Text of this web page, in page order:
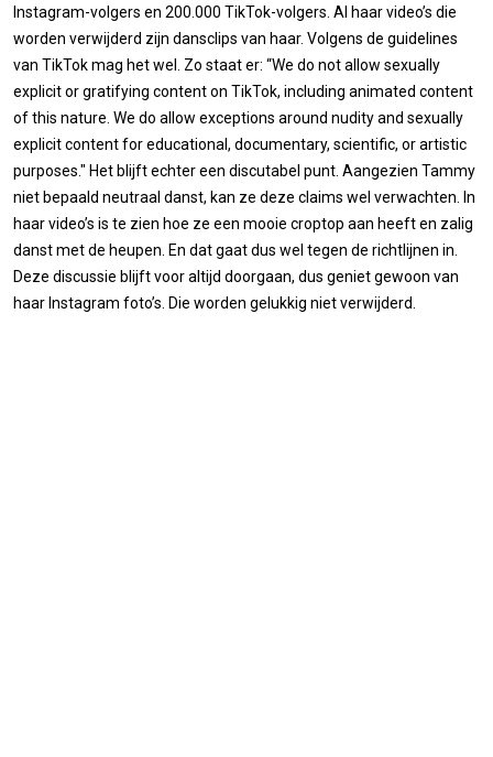
Instagram-volgers en 200.000 TikTok-volgers. Al haar video’s die
worden verwijderd zijn dansclips van haar. Volgens de guidelines
van TikTok mag het wel. Zo staat er: “We do not allow sexually
explicit or gratifying content on TikTok, including animated content
of this nature. We do allow exceptions around nudity and sexually
explicit content for educational, documentary, scientific, or artistic
purposes." Het blijft echter een discutabel punt. Aangezien Tammy
niet bepaald neutraal danst, kan ze deze claims wel verwachten. In
haar video’s is te zien hoe ze een mooie croptop aan heeft en zalig
danst met de heupen. En dat gaat dus wel tegen de richtlijnen in.
Deze discussie blijft voor altijd doorgaan, dus geniet gewoon van
haar Instagram foto’s. Die worden gelukkig niet verwijderd.